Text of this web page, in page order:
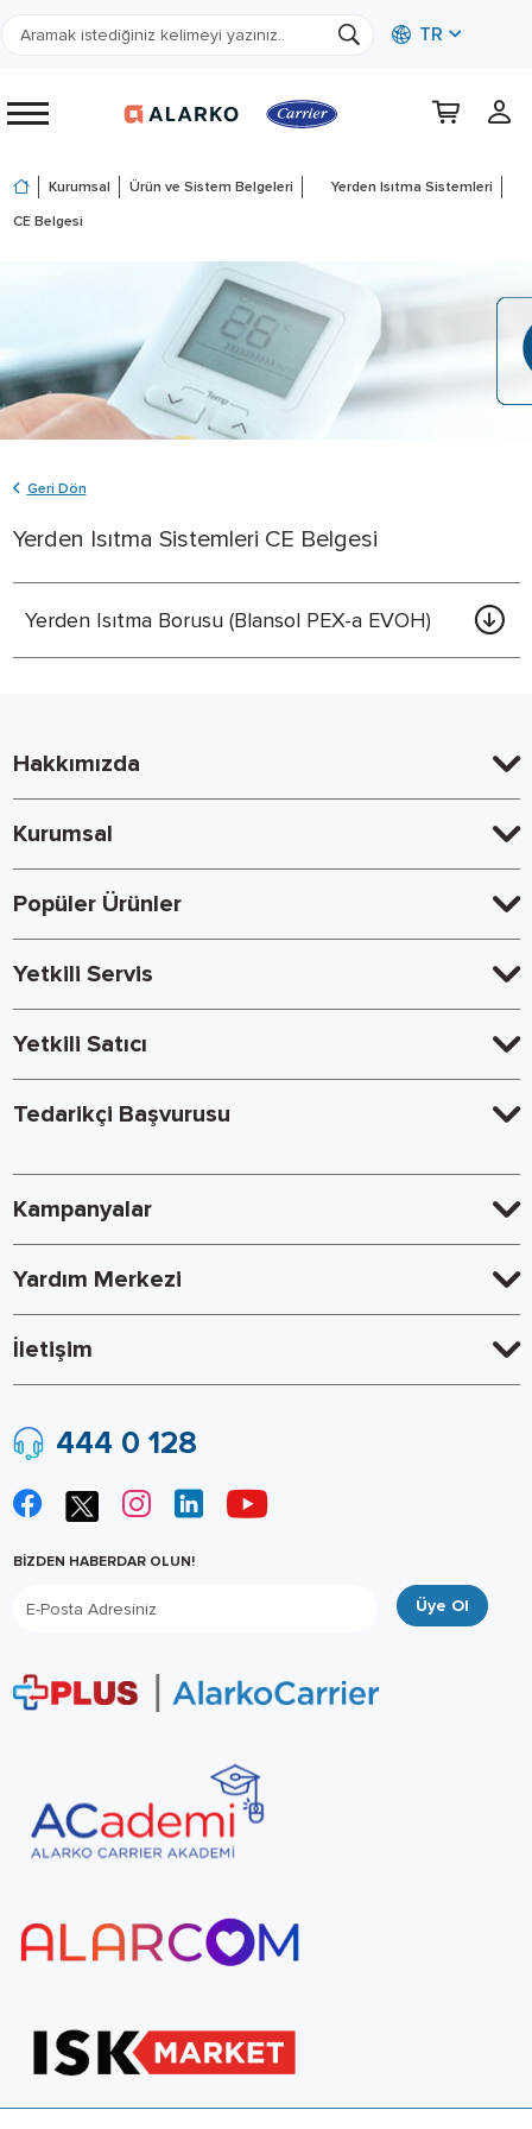
TR
Kurumsal Ürün ve Sistem Belgeleri
Yerden Isıtma Sistemleri
CE Belgesi
Geri Dön
Yerden Isıtma Sistemleri CE Belgesi
Yerden Isıtma Borusu (Blansol PEX-a EVOH)
Hakkımızda
Kurumsal
Popüler Ürünler
Yetkili Servis
Yetkili Satıcı
Tedarikçi Başvurusu
Kampanyalar
Yardım Merkezi
İletişim
444 0 128
BİZDEN HABERDAR OLUN!
Üye Ol